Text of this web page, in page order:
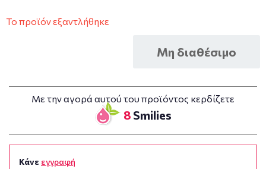
Το προϊόν εξαντλήθηκε
Μη διαθέσιμο
Με την αγορά αυτού του προϊόντος κερδίζετε
8 Smilies
Κάνε εγγραφή